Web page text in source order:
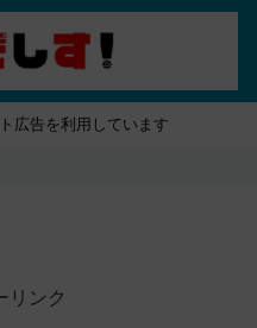
広告を利用しています
リンク